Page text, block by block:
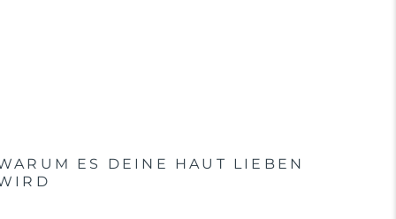
ES DEINE HAUT LIEBEN